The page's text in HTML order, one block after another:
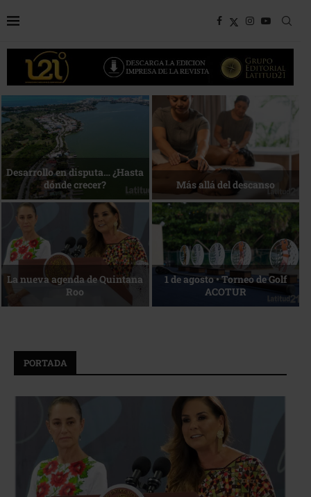
Bottega, un viaje servido a la
mesa
Energía que Impulsa la
competitividad
Reconocimiento de viajeros La esencia del servicio
PORTADA